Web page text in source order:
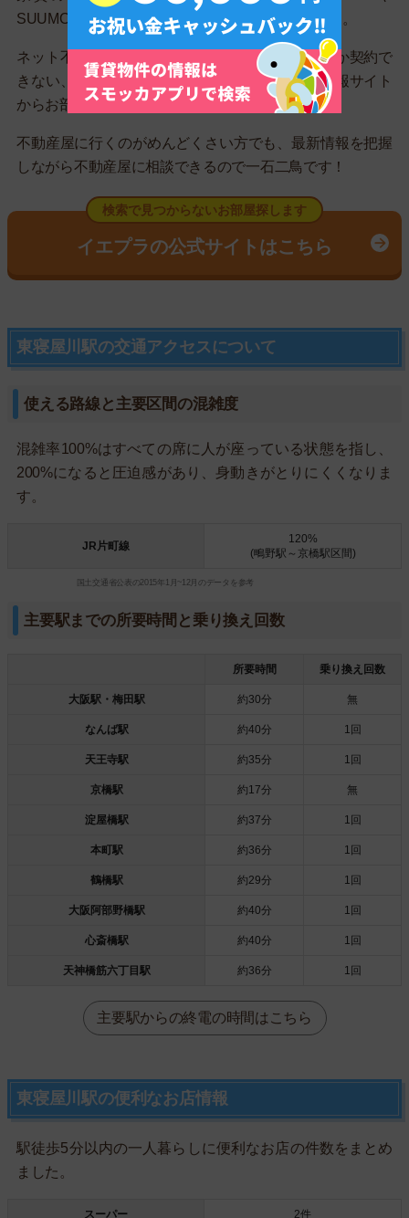
SUUMOよりも最新のお部屋情報を把握すべきです。
ネット不動産屋「イエプラ」なら、不動産業者しか契約で
きない、最新情報が載っている業者専用の物件情報サイト
からお部屋を探して見つけてくれます！
不動産屋に行くのがめんどくさい方でも、最新情報を把握
しながら不動産屋に相談できるので一石二鳥です！
検索で見つからないお部屋探します
イエプラの公式サイトはこちら
東寝屋川駅の交通アクセスについて
使える路線と主要区間の混雑度
混雑率100%はすべての席に人が座っている状態を指し、
200%になると圧迫感があり、身動きがとりにくくなりま
す。
JR片町線
120%
(鴫野駅～京橋駅区間)
国土交通省公表の2015年1月~12月のデータを参考
主要駅までの所要時間と乗り換え回数
所要時間 乗り換え回数
大阪駅・梅田駅 約30分 無
なんば駅 約40分 1回
天王寺駅 約35分 1回
京橋駅 約17分 無
淀屋橋駅 約37分 1回
本町駅 約36分 1回
鶴橋駅 約29分 1回
大阪阿部野橋駅 約40分 1回
心斎橋駅 約40分 1回
天神橋筋六丁目駅 約36分 1回
主要駅からの終電の時間はこちら
東寝屋川駅の便利なお店情報
駅徒歩5分以内の一人暮らしに便利なお店の件数をまとめ
ました。
スーパー 2件